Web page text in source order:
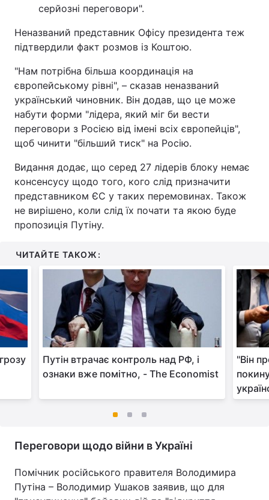
серйозні переговори".
Неназваний представник Офісу президента теж
підтвердили факт розмов із Коштою.
"Нам потрібна більша координація на
європейському рівні", – сказав неназваний
український чиновник. Він додав, що це може
набути форми "лідера, який міг би вести
переговори з Росією від імені всіх європейців",
щоб чинити "більший тиск" на Росію.
Видання додає, що серед 27 лідерів блоку немає
консенсусу щодо того, кого слід призначити
представником ЄС у таких перемовинах. Також
не вирішено, коли слід їх почати та якою буде
пропозиція Путіну.
ЧИТАЙТЕ ТАКОЖ:
Путін втрачає контроль над РФ, і
ознаки вже помітно, - The Economist
"Він
Переговори щодо війни в Україні
Помічник російського правителя Володимира
Путіна – Володимир Ушаков заявив, що для